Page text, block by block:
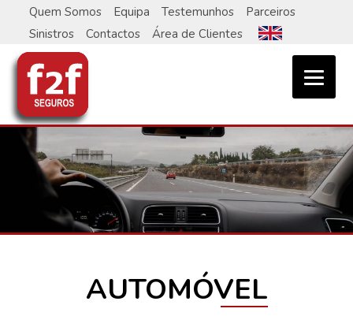
Skip
content
Quem Somos Equipa Testemunhos
Parceiros
Sinistros
Contactos Área de Clientes
AUTOMÓVEL